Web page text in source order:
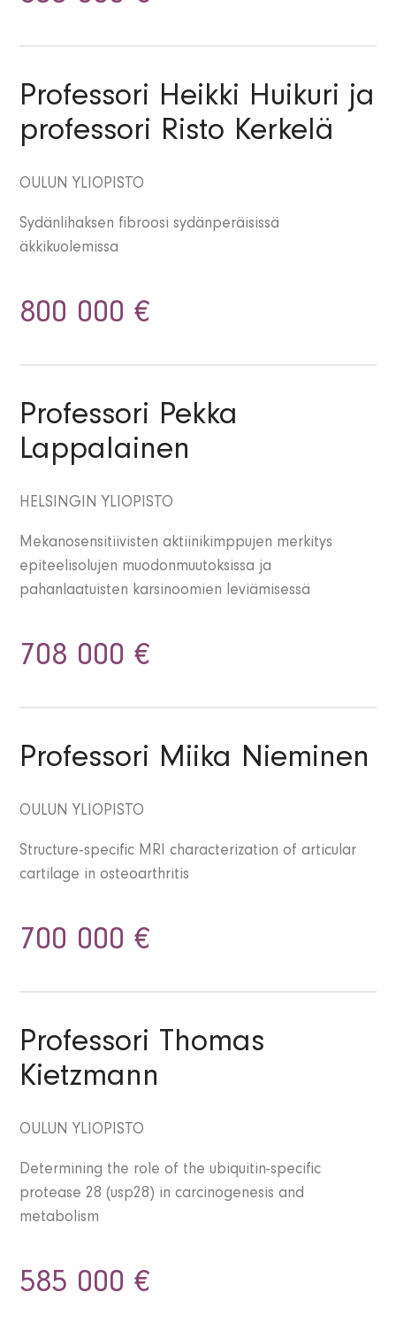
Professori Heikki Huikuri ja
professori Risto Kerkelä
OULUN YLIOPISTO
Sydänlihaksen fibroosi sydänperäisissä
äkkikuolemissa
800 000 €
Professori Pekka
Lappalainen
HELSINGIN YLIOPISTO
Mekanosensitiivisten aktiinikimppujen merkitys
epiteelisolujen muodonmuutoksissa ja
pahanlaatuisten karsinoomien leviämisessä
708 000 €
Professori Miika Nieminen
OULUN YLIOPISTO
Structure-specific MRI characterization of articular
cartilage in osteoarthritis
700 000 €
Professori Thomas
Kietzmann
OULUN YLIOPISTO
Determining the role of the ubiquitin-specific
protease 28 (usp28) in carcinogenesis and
metabolism
585 000 €